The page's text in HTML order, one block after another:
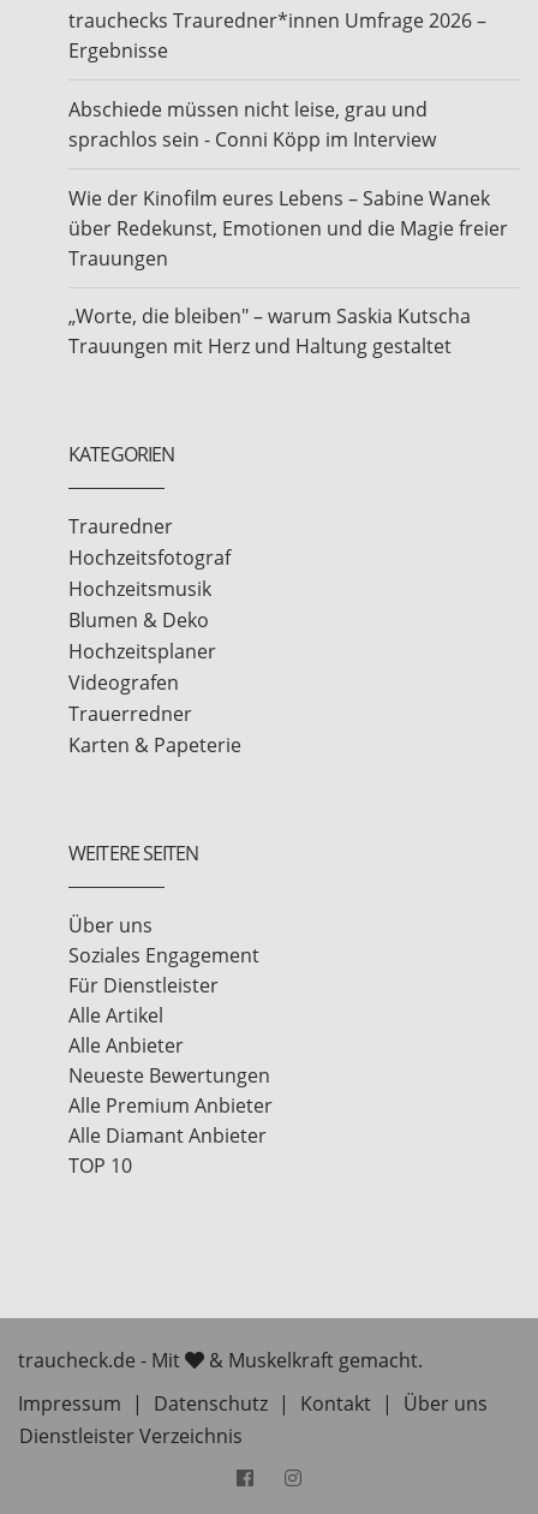
trauchecks Trauredner*innen Umfrage 2026 –
Ergebnisse
Abschiede müssen nicht leise, grau und
sprachlos sein - Conni Köpp im Interview
Wie der Kinofilm eures Lebens – Sabine Wanek
über Redekunst, Emotionen und die Magie freier
Trauungen
„Worte, die bleiben" – warum Saskia Kutscha
Trauungen mit Herz und Haltung gestaltet
KATEGORIEN
Trauredner
Hochzeitsfotograf
Hochzeitsmusik
Blumen & Deko
Hochzeitsplaner
Videografen
Trauerredner
Karten & Papeterie
WEITERE SEITEN
Über uns
Soziales Engagement
Für Dienstleister
Alle Artikel
Alle Anbieter
Neueste Bewertungen
Alle Premium Anbieter
Alle Diamant Anbieter
TOP 10
traucheck.de - Mit
& Muskelkraft gemacht.
Impressum
| Datenschutz | Kontakt |
Über uns
Dienstleister Verzeichnis